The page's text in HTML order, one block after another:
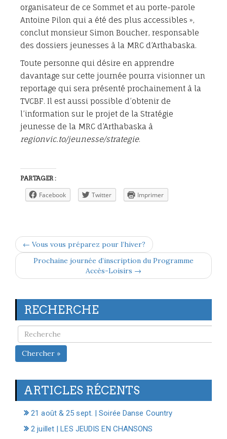
organisateur de ce Sommet et au porte-parole
Antoine Pilon qui a été des plus accessibles »,
conclut monsieur Simon Boucher, responsable
des dossiers jeunesses à la MRC d’Arthabaska.
Toute personne qui désire en apprendre
davantage sur cette journée pourra visionner un
reportage qui sera présenté prochainement à la
TVCBF. Il est aussi possible d’obtenir de
l’information sur le projet de la Stratégie
jeunesse de la MRC d’Arthabaska à
regionvic.to/jeunesse/strategie.
PARTAGER :
Facebook Twitter Imprimer
← Vous vous préparez pour l’hiver?
Prochaine journée d’inscription du Programme
Accès-Loisirs →
RECHERCHE
Chercher »
ARTICLES RÉCENTS
21 août & 25 sept. | Soirée Danse Country
2 juillet | LES JEUDIS EN CHANSONS